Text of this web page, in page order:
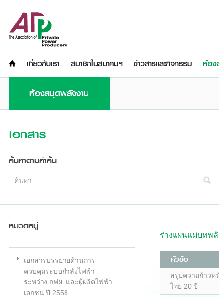
ห้องสมุดพลังงาน
เอกสาร
ค้นหาตามคำค้น
หมวดหมู่
เอกสารบรรยายด้านการ
ควบคุมระบบกำลังไฟฟ้า
ระหว่าง กฟผ. และผู้ผลิตไฟฟ้า
เอกชน ปี 2558
ร่างแผนแม่บทพลั
หัวข้อ
สรุปความก้าวห
ไทย 20 ปี